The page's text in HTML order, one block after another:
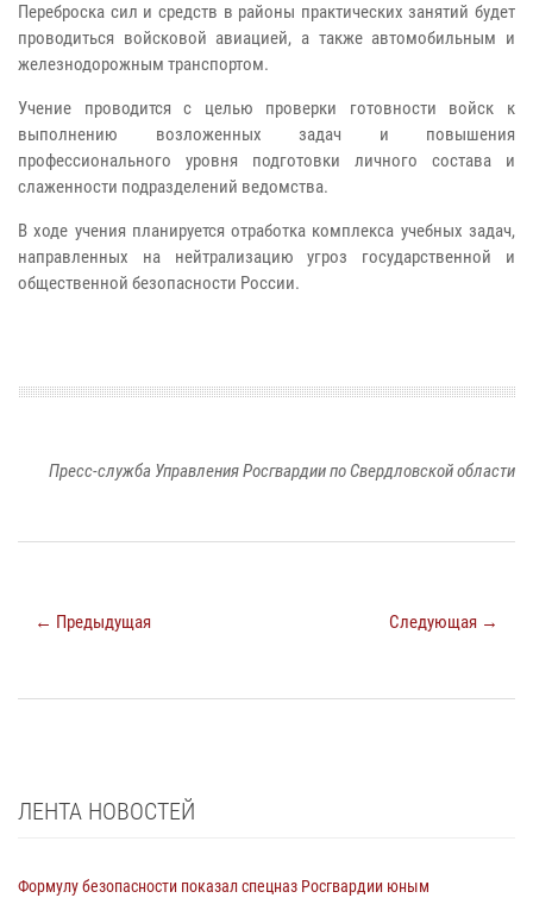
Переброска сил и средств в районы практических занятий будет
проводиться войсковой авиацией, а также автомобильным и
железнодорожным транспортом.
Учение проводится с целью проверки готовности войск к
выполнению возложенных задач и повышения
профессионального уровня подготовки личного состава и
слаженности подразделений ведомства.
В ходе учения планируется отработка комплекса учебных задач,
направленных на нейтрализацию угроз государственной и
общественной безопасности России.
Пресс-служба Управления Росгвардии по Свердловской области
← Предыдущая Следующая →
ЛЕНТА НОВОСТЕЙ
Формулу безопасности показал спецназ Росгвардии юным